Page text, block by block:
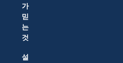
가
믿
는
것
설